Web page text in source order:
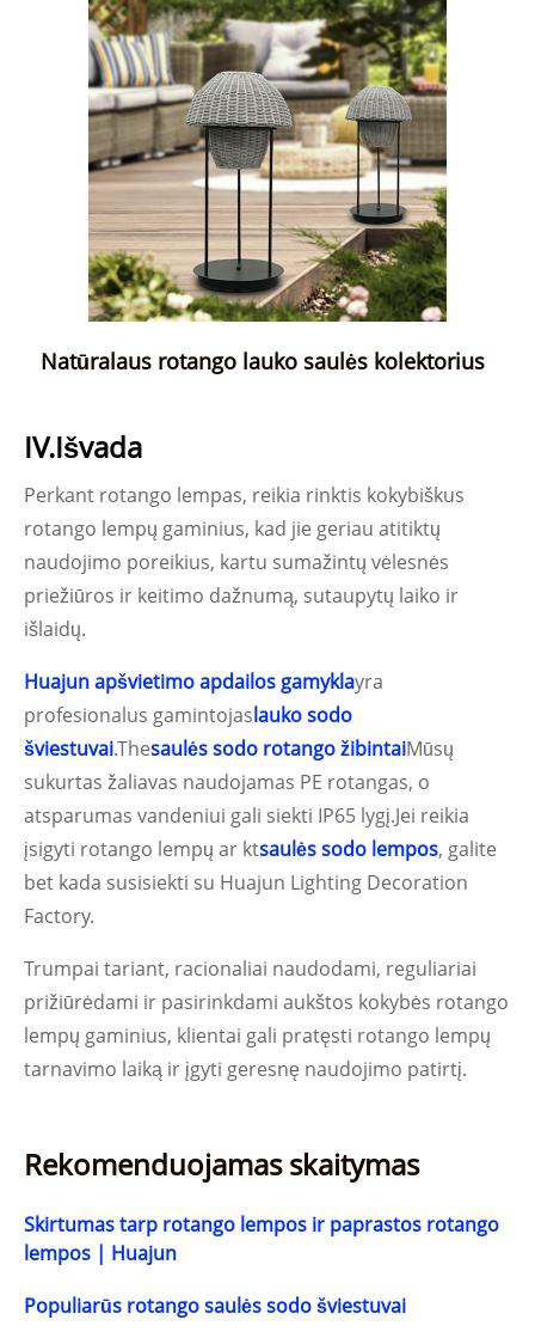
Natūralaus rotango lauko saulės kolektorius
IV.Išvada
Perkant rotango lempas, reikia rinktis kokybiškus
rotango lempų gaminius, kad jie geriau atitiktų
naudojimo poreikius, kartu sumažintų vėlesnės
priežiūros ir keitimo dažnumą, sutaupytų laiko ir
išlaidų.
Huajun apšvietimo apdailos gamyklayra
profesionalus gamintojaslauko sodo
šviestuvai.Thesaulės sodo rotango žibintaiMūsų
sukurtas žaliavas naudojamas PE rotangas, o
atsparumas vandeniui gali siekti IP65 lygį.Jei reikia
įsigyti rotango lempų ar ktsaulės sodo lempos, galite
bet kada susisiekti su Huajun Lighting Decoration
Factory.
Trumpai tariant, racionaliai naudodami, reguliariai
prižiūrėdami ir pasirinkdami aukštos kokybės rotango
lempų gaminius, klientai gali pratęsti rotango lempų
tarnavimo laiką ir įgyti geresnę naudojimo patirtį.
Rekomenduojamas skaitymas
Skirtumas tarp rotango lempos ir paprastos rotango
lempos | Huajun
Populiarūs rotango saulės sodo šviestuvai